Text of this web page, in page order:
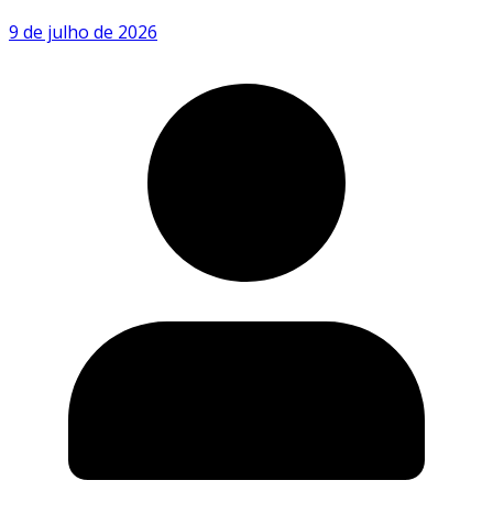
9 de julho de 2026